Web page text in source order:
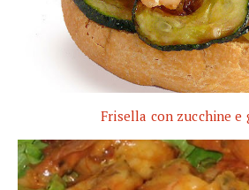
Frisella con zucchine e